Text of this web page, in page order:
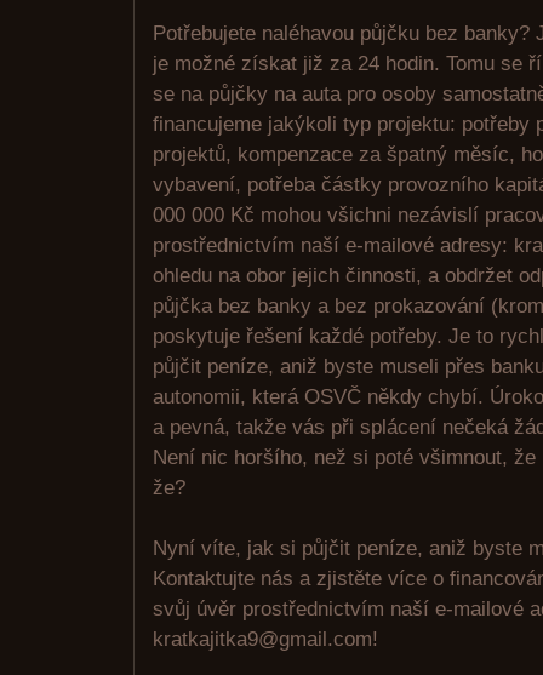
Potřebujete naléhavou půjčku bez
je možné získat již za 24 hodin. Tomu se
se na půjčky na auta pro osoby
financujeme jakýkoli typ projektu: potřeby
projektů, kompenzace za špatný měsíc,
vybavení, potřeba částky provozního
000 000 Kč mohou všichni nezávislí
prostřednictvím naší e-mailové adresy:
ohledu na obor jejich činnosti, a obdržet
půjčka bez banky a bez prokazování
poskytuje řešení každé potřeby. Je to
půjčit peníze, aniž byste museli přes
autonomii, která OSVČ někdy chybí.
a pevná, takže vás při splácení nečeká
Není nic horšího, než si poté všimnout,
že?
Nyní víte, jak si půjčit peníze, aniž byste
Kontaktujte nás a zjistěte více o
svůj úvěr prostřednictvím naší e-mailové
kratkajitka9@gmail.com!